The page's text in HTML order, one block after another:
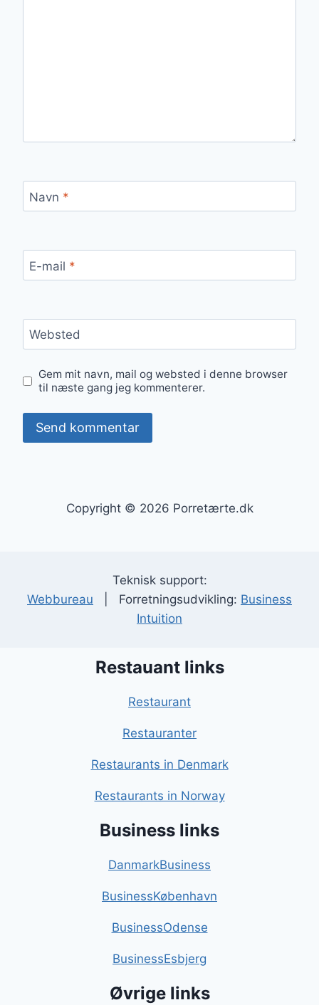
Navn *
E-mail *
Websted
Gem mit navn, mail og websted i denne browser
til næste gang jeg kommenterer.
Copyright © 2026 Porretærte.dk
Teknisk support:
Webbureau | Forretningsudvikling: Business
Intuition
Restauant links
Restaurant
Restauranter
Restaurants in Denmark
Restaurants in Norway
Business links
DanmarkBusiness
BusinessKøbenhavn
BusinessOdense
BusinessEsbjerg
Øvrige links